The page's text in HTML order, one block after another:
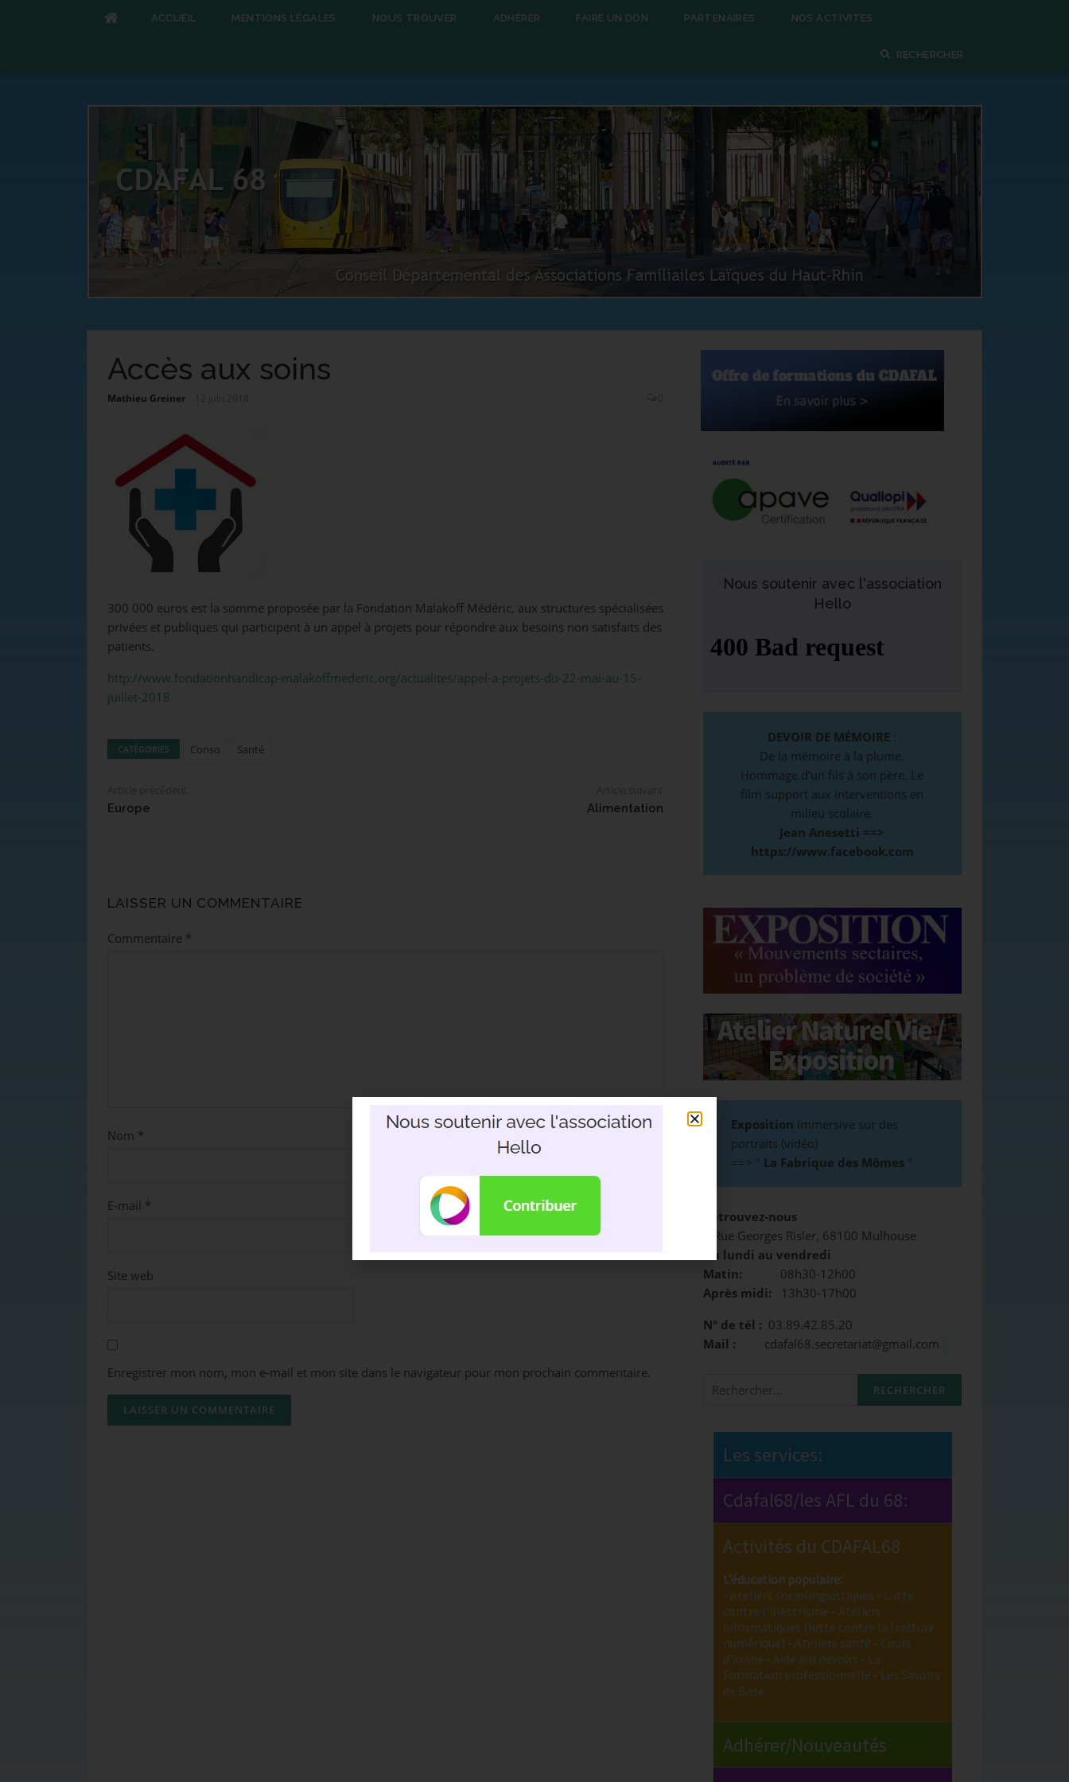
ACCUEIL MENTIONS LÉGALES NOUS TROUVER ADHÉRER FAIRE UN DON PARTENAIRES NOS ACTIVITES
RECHERCHER
Accès aux soins
Mathieu Greiner
300 000 euros est la somme proposée par la Fondation Malakoff Médéric, aux structures spécialisées
privées et publiques qui participent à un appel à projets pour répondre aux besoins non satisfaits des
patients.
http://www.fondationhandicap-malakoffmederic.org/actualites/appel-a-projets-du-22-mai-au-15-
juillet-2018
CATÉGORIES Conso Santé
Europe
Alimentation
LAISSER UN COMMENTAIRE
Commentaire *
Nom *
E-mail *
Site web
Enregistrer mon nom, mon e-mail et mon site dans le navigateur pour mon prochain commentaire.
Nous soutenir avec l'association
Hello
DEVOIR DE MÉMOIRE :
De la mémoire à la plume.
Hommage d’un fils à son père. Le
film support aux interventions en
milieu scolaire.
Jean Anesetti ==>
https://www.facebook.com
Exposition immersive sur des
portraits (vidéo)
==> " La Fabrique des Mômes "
Retrouvez-nous
3 Rue Georges Risler, 68100 Mulhouse
Du lundi au vendredi
Matin: 08h30-12h00
Après midi: 13h30-17h00
N° de tél : 03.89.42.85.20
Mail : cdafal68.secretariat@gmail.com